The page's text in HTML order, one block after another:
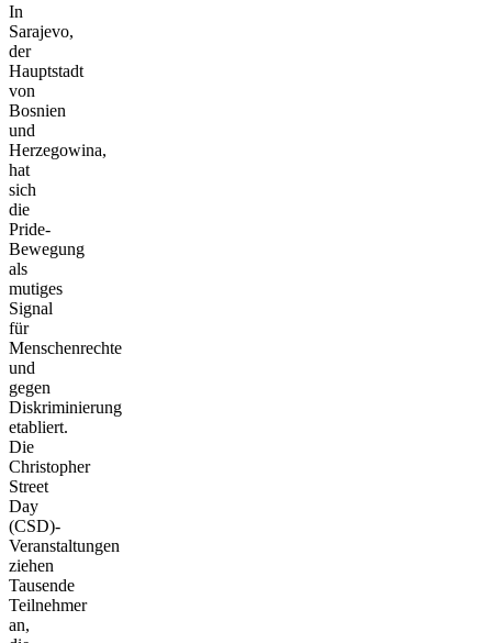
In
Sarajevo,
der
Hauptstadt
von
Bosnien
und
Herzegowina,
hat
sich
die
Pride-
Bewegung
als
mutiges
Signal
für
Menschenrechte
und
gegen
Diskriminierung
etabliert.
Die
Christopher
Street
Day
(CSD)-
Veranstaltungen
ziehen
Tausende
Teilnehmer
an,